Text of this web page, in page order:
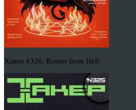
Хакер #326. Router from Hell